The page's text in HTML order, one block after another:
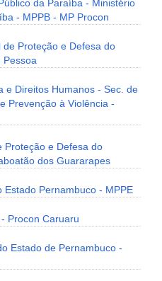
da Paraíba - Ministério
- MPPB - MP Procon
Proteção e Defesa do
Pessoa
e Direitos Humanos - Sec. de
Prevenção à Violência -
Proteção e Defesa do
dos Guararapes
Estado Pernambuco - MPPE
Procon Caruaru
Estado de Pernambuco -